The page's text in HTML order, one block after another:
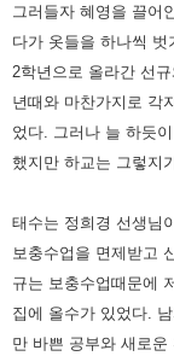
그러들자 혜영을 끌어
다가 옷들을 하나씩 벗
2학년으로 올라간 선
년때와 마찬가지로 각
었다. 그러나 늘 하듯
했지만 하교는 그렇지
태수는 정희경 선생님
보충수업을 면제받고
규는 보충수업때문에
집에 올수가 있었다.
만 바쁜 공부와 새로